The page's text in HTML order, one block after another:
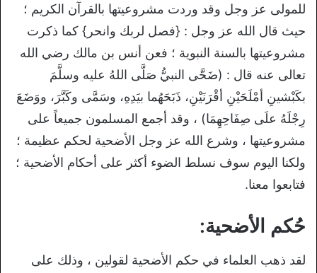
للمولى عز وجل وقد وردت مشروعيتها بالقرآن الكريم ؛
حيث قال الله عز وجل : {فصل لربك وانحر} كما ذكرت
مشروعيتها بالسنة النبوية ؛ فعن أنس بن مالك رضي الله
تعالى عنه قال : (ضَحَّى النبيُّ صَلَّى اللهُ عليه وسلَّمَ
بكَبْشينِ أمْلَحَيْنِ أقْرَنَيْنِ، ذَبَحَهُما بيَدِهِ، وسَمَّى وكَبَّرَ، ووَضَعَ
رِجْلَهُ علَى صِفَاحِهِمَا) ، وقد أجمع المسلمون جميعاً على
مشروعيتها ، وشرع الله عز وجل الأضحية لحكم عظيمة ؛
ولكنا اليوم سوف نسلط الضوء أكثر على أحكام الأضحية ؛
فتابعوا معنا.
حُكم الأضحية:
لقد ذهب العلماء في حكم الأضحية لقولين ، وذلك على